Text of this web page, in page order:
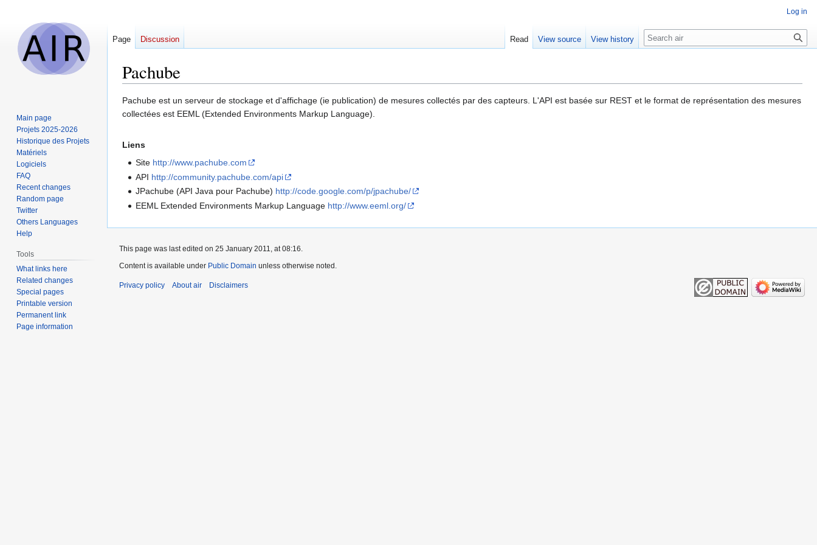
Pachube
Jump
to
Jump
to
Pachube est un serveur de stockage et d'affichage (ie publication) de mesures collectés par des capteurs. L'API est basée sur REST et le format de représentation des mesures
collectées est EEML (Extended Environments Markup Language).
Liens
Site http://www.pachube.com
API http://community.pachube.com/api
JPachube (API Java pour Pachube) http://code.google.com/p/jpachube/
EEML Extended Environments Markup Language http://www.eeml.org/
Log in
Page Discussion Read View source View history Search
Main page
Projets 2025-2026
Historique des Projets
Matériels
Logiciels
FAQ
Recent changes
Random page
Twitter
Others Languages
Help
Tools
What links here
Related changes
Special pages
Printable version
Permanent link
Page information
This page was last edited on 25 January 2011, at 08:16.
Content is available under Public Domain unless otherwise noted.
Privacy policy About air Disclaimers